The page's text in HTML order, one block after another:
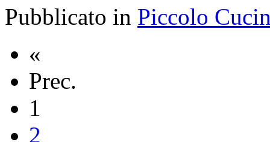
Pubblicato in Piccolo
«
Prec.
1
2